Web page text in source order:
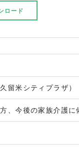
ロード
留米シティプラザ）
、今後の家族介護に